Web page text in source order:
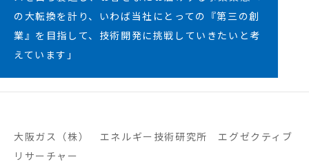
の大転換を計り、いわば当社にとっての『第三の創
業』を目指して、技術開発に挑戦していきたいと考
えています」
大阪ガス（株） エネルギー技術研究所 エグゼクティブ
リサーチャー